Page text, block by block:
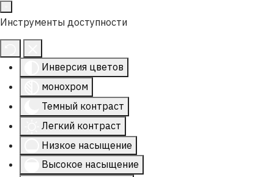
Инструменты доступности
Инверсия цветов
монохром
Темный контраст
Легкий контраст
Низкое насыщение
Высокое насыщение